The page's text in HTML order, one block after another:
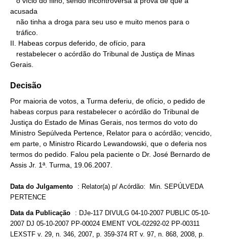
acusada
II. Habeas corpus deferido, de ofício, para
Gerais.
Decisão
Por maioria de votos, a Turma deferiu, de ofício, o pedido de
habeas corpus para restabelecer o acórdão do Tribunal de
Justiça do Estado de Minas Gerais, nos termos do voto do
Ministro Sepúlveda Pertence, Relator para o acórdão; vencido,
em parte, o Ministro Ricardo Lewandowski, que o deferia nos
termos do pedido. Falou pela paciente o Dr. José Bernardo de
Assis Jr. 1ª. Turma, 19.06.2007.
Data do Julgamento : Relator(a) p/ Acórdão: Min. SEPÚLVEDA
PERTENCE
Data da Publicação : DJe-117 DIVULG 04-10-2007 PUBLIC 05-10-
2007 DJ 05-10-2007 PP-00024 EMENT VOL-02292-02 PP-00311
LEXSTF v. 29, n. 346, 2007, p. 359-374 RT v. 97, n. 868, 2008, p.